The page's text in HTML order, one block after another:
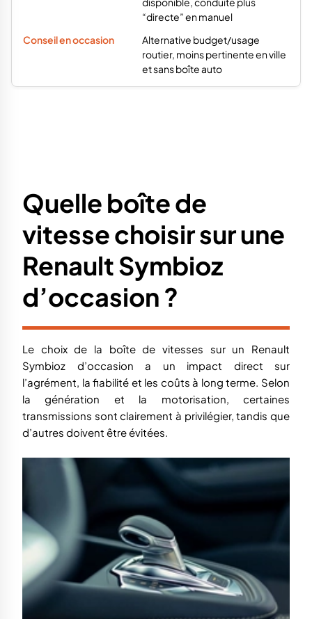
“directe” en manuel
Alternative budget/usage
routier, moins pertinente en ville
et sans boîte auto
Quelle boîte de
vitesse choisir sur une
Renault Symbioz
d’occasion ?
Le choix de la boîte de vitesses sur un Renault
Symbioz d’occasion a un impact direct sur
l’agrément, la fiabilité et les coûts à long terme. Selon
la génération et la motorisation, certaines
transmissions sont clairement à privilégier, tandis que
d’autres doivent être évitées.